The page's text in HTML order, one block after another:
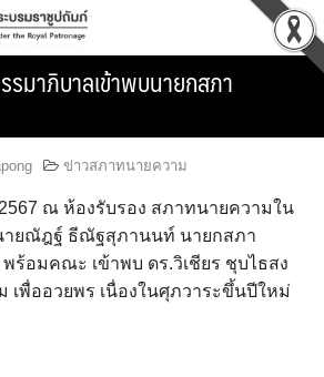
มาภิบาลเข้าพบนายกสภา
ข่าวสภาทนายความ
ณ ห้องรับรอง สภาทนายความใน
ายณัฎฐ์ ธีณัฐสุภานนท์ นายกสภา
ร้อมคณะ เข้าพบ ดร.วิเชียร ชุบไธสง
เพื่ออวยพร เนื่องในศุภวาระขึ้นปีใหม่